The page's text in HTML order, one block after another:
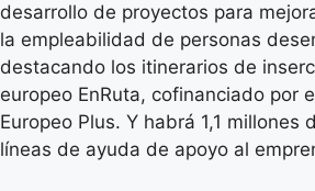
desarrollo de proyectos para
la empleabilidad de personas
destacando los itinerarios de
europeo EnRuta, cofinanciado por
Europeo Plus. Y habrá 1,1 millones
líneas de ayuda de apoyo al